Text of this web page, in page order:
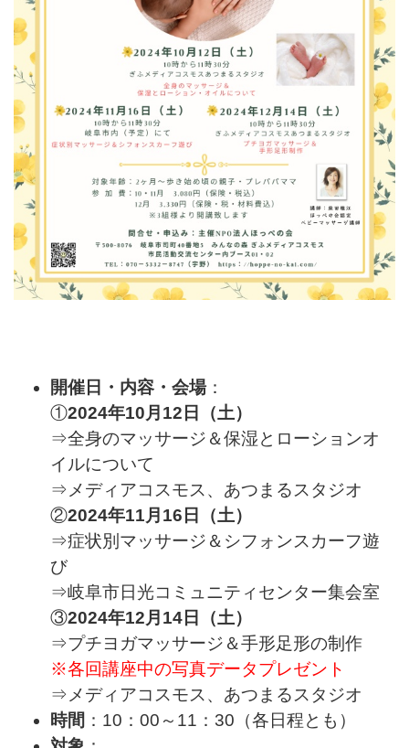
開催日・内容・会場：
①2024年10月12日（土）
⇒全身のマッサージ＆保湿とローションオ
イルについて
⇒メディアコスモス、あつまるスタジオ
②2024年11月16日（土）
⇒症状別マッサージ＆シフォンスカーフ遊
び
⇒岐阜市日光コミュニティセンター集会室
③2024年12月14 日（土）
⇒プチヨガマッサージ＆手形足形の制作
※各回講座中の写真データプレゼント
⇒メディアコスモス、あつまるスタジオ
時間 ：10：00～11：30（各日程とも）